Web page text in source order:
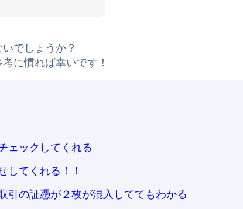
でしょうか？
に慣れば幸いです！
ェックしてくれる
してくれる！！
引の証憑が２枚が混入しててもわかる